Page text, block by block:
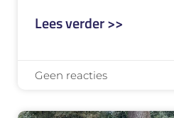
Lees verder >>
Geen reacties